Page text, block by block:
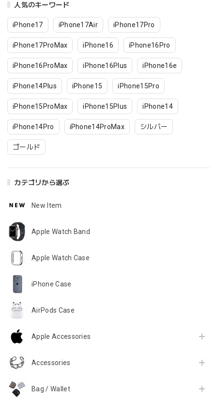
人気のキーワード
iPhone17 iPhone17Air iPhone17Pro
iPhone17ProMax iPhone16 iPhone16Pro
iPhone16ProMax iPhone16Plus iPhone16e
iPhone14Plus iPhone15 iPhone15Pro
iPhone15ProMax iPhone15Plus iPhone14
iPhone14Pro iPhone14ProMax シルバー
ゴールド
カテゴリから選ぶ
New Item
Apple Watch Band
Apple Watch Case
iPhone Case
AirPods Case
Apple Accessories
Accessories
Bag / Wallet